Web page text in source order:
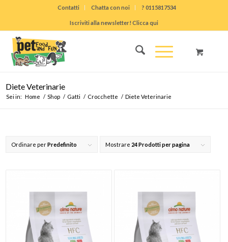
Contatti Chatta con noi ? 0115817534
Iscriviti alla newsletter! Clicca qui
Diete Veterinarie
Sei in: Home / Shop / Gatti / Crocchette / Diete Veterinarie
Ordinare perPredefinito Mostrare 24 Prodotti per pagina